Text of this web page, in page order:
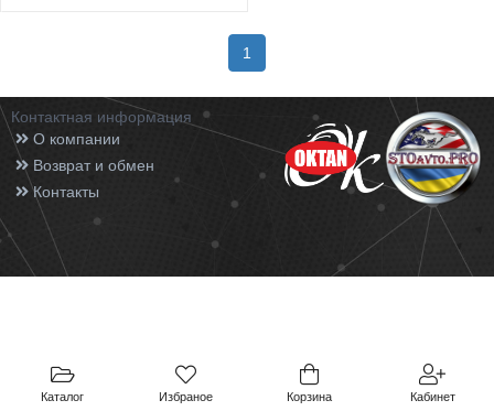
Каталог Избраное Корзина Кабинет
1
Контактная информация
О компании
Возврат и обмен
Контакты